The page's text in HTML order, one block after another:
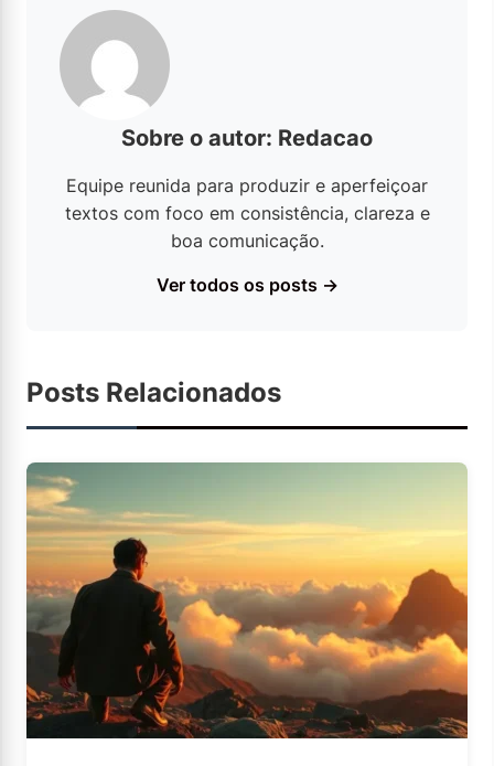
Sobre o autor: Redacao
Equipe reunida para produzir e aperfeiçoar
textos com foco em consistência, clareza e
boa comunicação.
Ver todos os posts →
Posts Relacionados